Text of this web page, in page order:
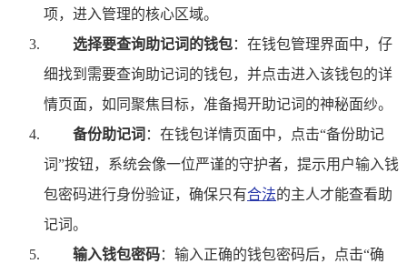
项，进入管理的核心区域。
选择要查询助记词的钱包：在钱包管理界面中，仔
细找到需要查询助记词的钱包，并点击进入该钱包的详
情页面，如同聚焦目标，准备揭开助记词的神秘面纱。
备份助记词 ：在钱包详情页面中，点击“备份助记
词”按钮，系统会像一位严谨的守护者，提示用户输入钱
包密码进行身份验证，确保只有合法的主人才能查看助
记词。
输入钱包密码：输入正确的钱包密码后，点击“确